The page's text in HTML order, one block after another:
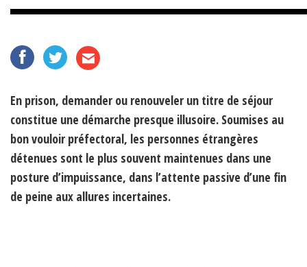
En prison, demander ou renouveler un titre de séjour
constitue une démarche presque illusoire. Soumises au
bon vouloir préfectoral, les personnes étrangères
détenues sont le plus souvent maintenues dans une
posture d’impuissance, dans l’attente passive d’une fin
de peine aux allures incertaines.